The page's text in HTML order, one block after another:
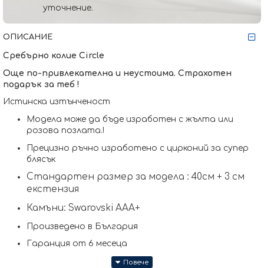
уточнение.
ОПИСАНИЕ
Сребърно колие Circle
Още по-привлекателна и неустоима. Страхотен
подарък за теб !
Истинска изтънченост
Модела може да бъде изработен с жълта или
розова позлата.!
Прецизно ръчно изработено с цирконий за супер
блясък
Стандартен размер за модела : 40см + 3 см
екстензия
Камъни: Swarovski AAА+
Произведено в България
Гаранция от 6 месеца